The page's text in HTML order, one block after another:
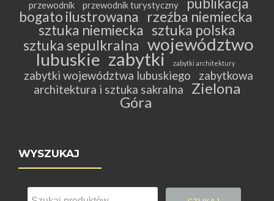
przewodnik przewodnik turystyczny
bogato ilustrowana
rzeźba niemiecka
sztuka niemiecka sztuka polska
sztuka sepulkralna województwo
lubuskie zabytki zabytki architektury
zabytki województwa lubuskiego
zabytkowa
architektura i sztuka sakralna
Zielona
Góra
WYSZUKAJ
Szukaj: